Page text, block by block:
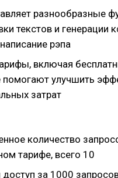
разнообразные
текстов и генерации
рэпа
включая
улучшить
затрат
количество
тарифе, всего 10
доступ за 1000